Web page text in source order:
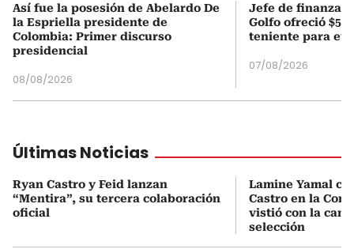
Así fue la posesión de Abelardo De
la Espriella presidente de
Colombia: Primer discurso
presidencial
08/08/2026
Jefe de finanzas
Golfo ofreció
teniente para
07/08/2026
Últimas Noticias
Ryan Castro y Feid lanzan
“Mentira”, su tercera colaboración
oficial
Lamine Yamal
Castro en la
vistió con la
selección